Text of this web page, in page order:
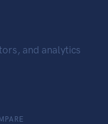
and analytics